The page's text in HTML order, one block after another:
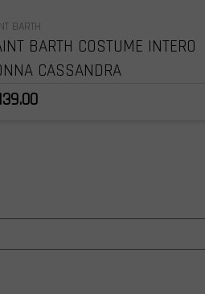
BARTH
BARTH COSTUME INTERO
CASSANDRA